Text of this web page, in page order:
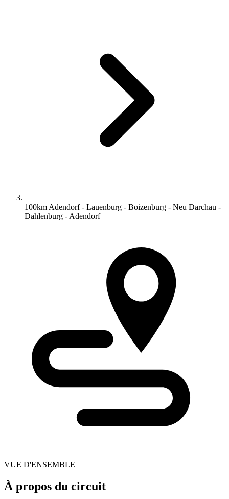
100km Adendorf - Lauenburg - Boizenburg - Neu Darchau -
Dahlenburg - Adendorf
VUE D'ENSEMBLE
À propos du circuit